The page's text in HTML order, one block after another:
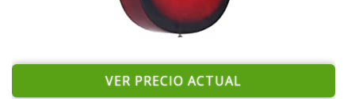
VER PRECIO ACTUAL